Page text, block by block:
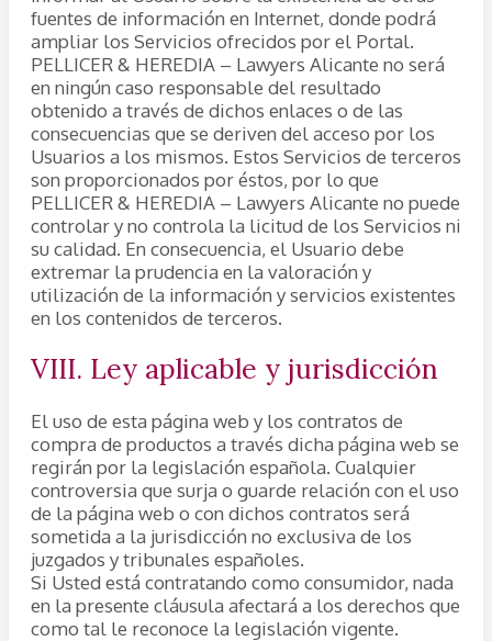
fuentes de información en Internet, donde podrá
ampliar los Servicios ofrecidos por el Portal.
PELLICER & HEREDIA – Lawyers Alicante no será
en ningún caso responsable del resultado
obtenido a través de dichos enlaces o de las
consecuencias que se deriven del acceso por los
Usuarios a los mismos. Estos Servicios de terceros
son proporcionados por éstos, por lo que
PELLICER & HEREDIA – Lawyers Alicante no puede
controlar y no controla la licitud de los Servicios ni
su calidad. En consecuencia, el Usuario debe
extremar la prudencia en la valoración y
utilización de la información y servicios existentes
en los contenidos de terceros.
VIII. Ley aplicable y jurisdicción
El uso de esta página web y los contratos de
compra de productos a través dicha página web se
regirán por la legislación española. Cualquier
controversia que surja o guarde relación con el uso
de la página web o con dichos contratos será
sometida a la jurisdicción no exclusiva de los
juzgados y tribunales españoles.
Si Usted está contratando como consumidor, nada
en la presente cláusula afectará a los derechos que
como tal le reconoce la legislación vigente.